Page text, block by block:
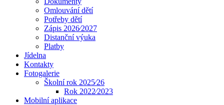
Omlouvání dětí
Potřeby dětí
Zápis 2026⁄2027
Distanční výuka
Platby
Jídelna
Kontakty
Fotogalerie
Školní rok 2025⁄26
Rok 2022⁄2023
Mobilní aplikace